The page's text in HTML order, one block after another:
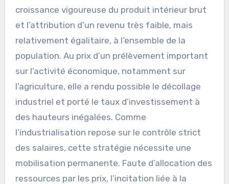
croissance vigoureuse du produit intérieur brut
et l’attribution d’un revenu très faible, mais
relativement égalitaire, à l’ensemble de la
population. Au prix d’un prélèvement important
sur l’activité économique, notamment sur
l’agriculture, elle a rendu possible le décollage
industriel et porté le taux d’investissement à
des hauteurs inégalées. Comme
l’industrialisation repose sur le contrôle strict
des salaires, cette stratégie nécessite une
mobilisation permanente. Faute d’allocation des
ressources par les prix, l’incitation liée à la